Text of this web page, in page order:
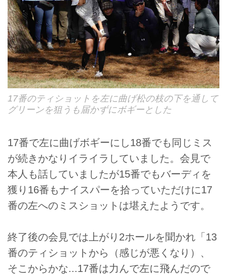
17番のティショットを左に曲げ松の枝の下を通して
グリーンを狙うも届かずにボギーとした
17番で左に曲げボギーにし18番でも同じミス
が続きかなりイライラしていました。会見で
本人も話していましたが15番でもバーディを
獲り16番もナイスパーを拾っていただけに17
番の左へのミスショットは堪えたようです。
終了後の会見では上がり2ホールを聞かれ「13
番のティショットから（感じが悪くなり）、
そこからかな...17番は力んで左に飛んだので